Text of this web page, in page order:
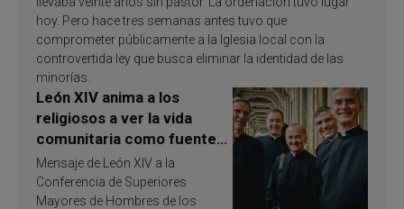
hoy. Pero hace tres semanas antes tuvo que
comprometer públicamente a la Iglesia local con la
controvertida ley que busca eliminar la identidad de las
minorías.
León XIV anima a los
religiosos a ver la vida
comunitaria como fuente
de inspiración y
santificación
Mensaje de León XIV a la
Conferencia de Superiores
Mayores de Hombres de los